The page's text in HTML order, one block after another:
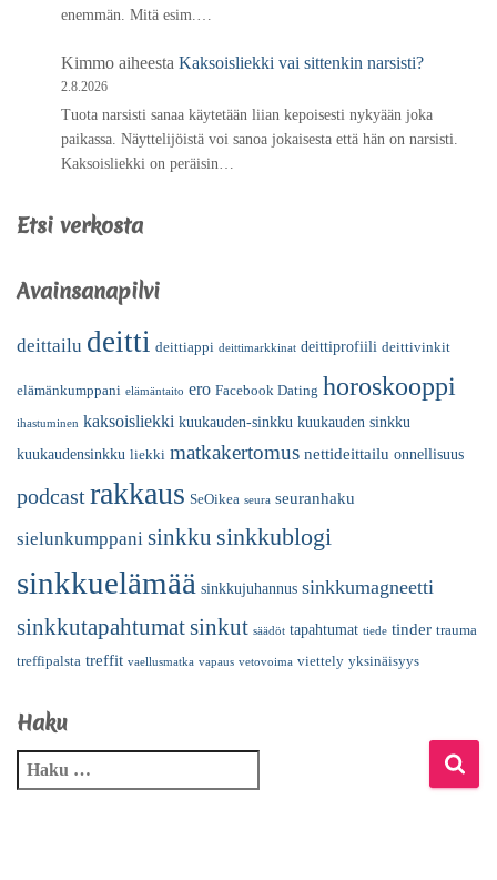
enemmän. Mitä esim.…
Kimmo aiheesta Kaksoisliekki vai sittenkin narsisti?
2.8.2026
Tuota narsisti sanaa käytetään liian kepoisesti nykyään joka
paikassa. Näyttelijöistä voi sanoa jokaisesta että hän on narsisti.
Kaksoisliekki on peräisin…
Etsi verkosta
Avainsanapilvi
deittailu deitti deittiappi deittimarkkinat deittiprofiili deittivinkit
elämänkumppani elämäntaito ero Facebook Dating horoskooppi
ihastuminen kaksoisliekki kuukauden-sinkku kuukauden sinkku
kuukaudensinkku liekki matkakertomus nettideittailu onnellisuus
podcast rakkaus SeOikea seura seuranhaku
sielunkumppani sinkku sinkkublogi
sinkkuelämää sinkkujuhannus sinkkumagneetti
sinkkutapahtumatsinkut säädöt tapahtumat tiede tinder trauma
treffipalsta treffit vaellusmatka vapaus vetovoima viettely yksinäisyys
Haku